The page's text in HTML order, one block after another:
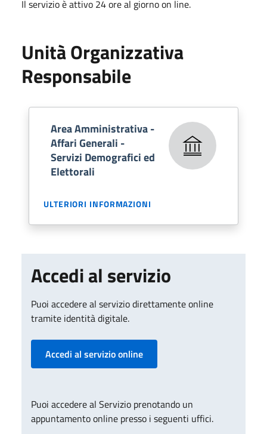
Il servizio è attivo 24 ore al giorno on line.
Unità Organizzativa
Responsabile
Area Amministrativa -
Affari Generali -
Servizi Demografici ed
Elettorali
ULTERIORI INFORMAZIONI
Accedi al servizio
Puoi accedere al servizio direttamente online
tramite identità digitale.
Accedi al servizio online
Puoi accedere al Servizio prenotando un
appuntamento online presso i seguenti uffici.